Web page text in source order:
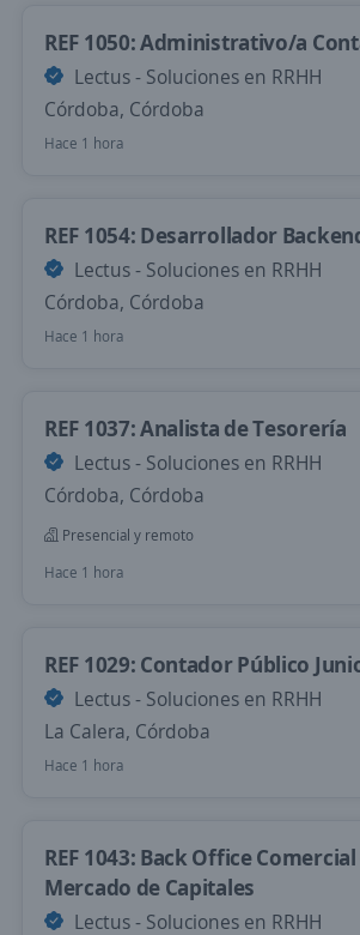
REF 1050: Administrativo/a
Lectus - Soluciones en RRHH
Córdoba, Córdoba
Hace 1 hora
REF 1054: Desarrollador
Lectus - Soluciones en RRHH
Córdoba, Córdoba
Hace 1 hora
REF 1037: Analista de Tesorería
Lectus - Soluciones en RRHH
Córdoba, Córdoba
Presencial y remoto
Hace 1 hora
REF 1029: Contador Público
Lectus - Soluciones en RRHH
La Calera, Córdoba
Hace 1 hora
REF 1043: Back Office
Mercado de Capitales
Lectus - Soluciones en RRHH